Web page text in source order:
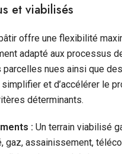
et viabilisés
offre une flexibilité
adapté aux processus
nues ainsi que
et d’accélérer le
déterminants.
: Un terrain viabilisé
gaz, assainissement,